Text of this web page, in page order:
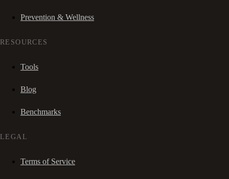
Prevention & Wellness
RESOURCES
Tools
Blog
Benchmarks
LEGAL
Terms of Service